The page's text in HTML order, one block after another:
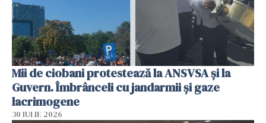
Mii de ciobani protestează la ANSVSA și la
Guvern. Îmbrânceli cu jandarmii și gaze
lacrimogene
30 IULIE 2026